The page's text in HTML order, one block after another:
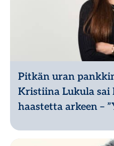
Pitkän uran
Kristiina Lukula sai
haastetta arkeen –
Lue lisää